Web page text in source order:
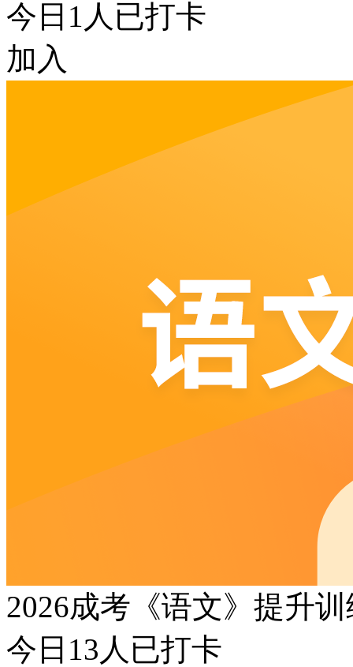
今日 1 人已打卡
加入
2026成考《语文》提升
今日 13 人已打卡